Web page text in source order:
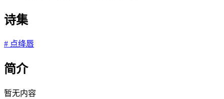
诗集
# 点绛唇
简介
暂无内容